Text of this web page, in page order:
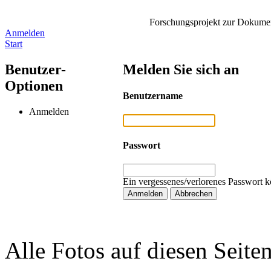
Forschungsprojekt zur
Anmelden
Start
Benutzer-
Optionen
Anmelden
Melden Sie sich an
Benutzername
Passwort
Ein vergessenes/verlorenes Passwort
Alle Fotos auf diesen